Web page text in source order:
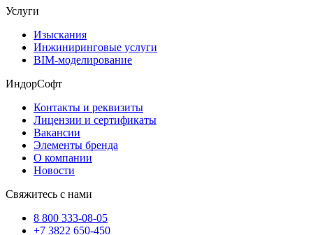
Услуги
Изыскания
Инжиниринговые услуги
BIM-моделирование
ИндорСофт
Контакты и реквизиты
Лицензии и сертификаты
Вакансии
Элементы бренда
О компании
Новости
Свяжитесь с нами
8 800 333-08-05
+7 3822 650-450